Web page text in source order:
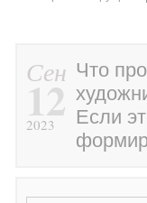
Сен
12
2023
Что
Если